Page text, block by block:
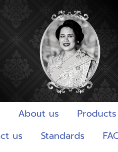
About us Products
us
Standards